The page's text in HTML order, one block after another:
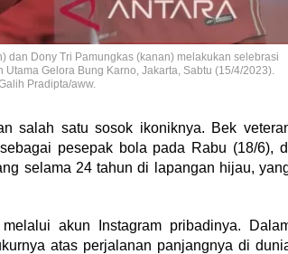
dan Dony Tri Pamungkas (kanan) melakukan selebrasi
Gelora Bung Karno, Jakarta, Sabtu (15/4/2023).
Pradipta/aww.
salah satu sosok ikoniknya. Bek
pesepak bola pada Rabu (18/6),
selama 24 tahun di lapangan hijau,
akun Instagram pribadinya.
atas perjalanan panjangnya di